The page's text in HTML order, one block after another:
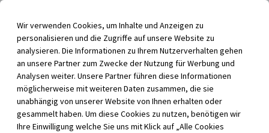
Inhalt der Seite anspringen
Menü für barrierefreie Funktionen aufrufen
Wir verwenden Cookies, um Inhalte und Anzeigen zu
personalisieren und die Zugriffe auf unsere Website zu
analysieren. Die Informationen zu Ihrem Nutzerverhalten gehen
an unsere Partner zum Zwecke der Nutzung für Werbung und
Analysen weiter. Unsere Partner führen diese Informationen
möglicherweise mit weiteren Daten zusammen, die sie
unabhängig von unserer Website von Ihnen erhalten oder
gesammelt haben. Um diese Cookies zu nutzen, benötigen wir
Ihre Einwilligung welche Sie uns mit Klick auf „Alle Cookies